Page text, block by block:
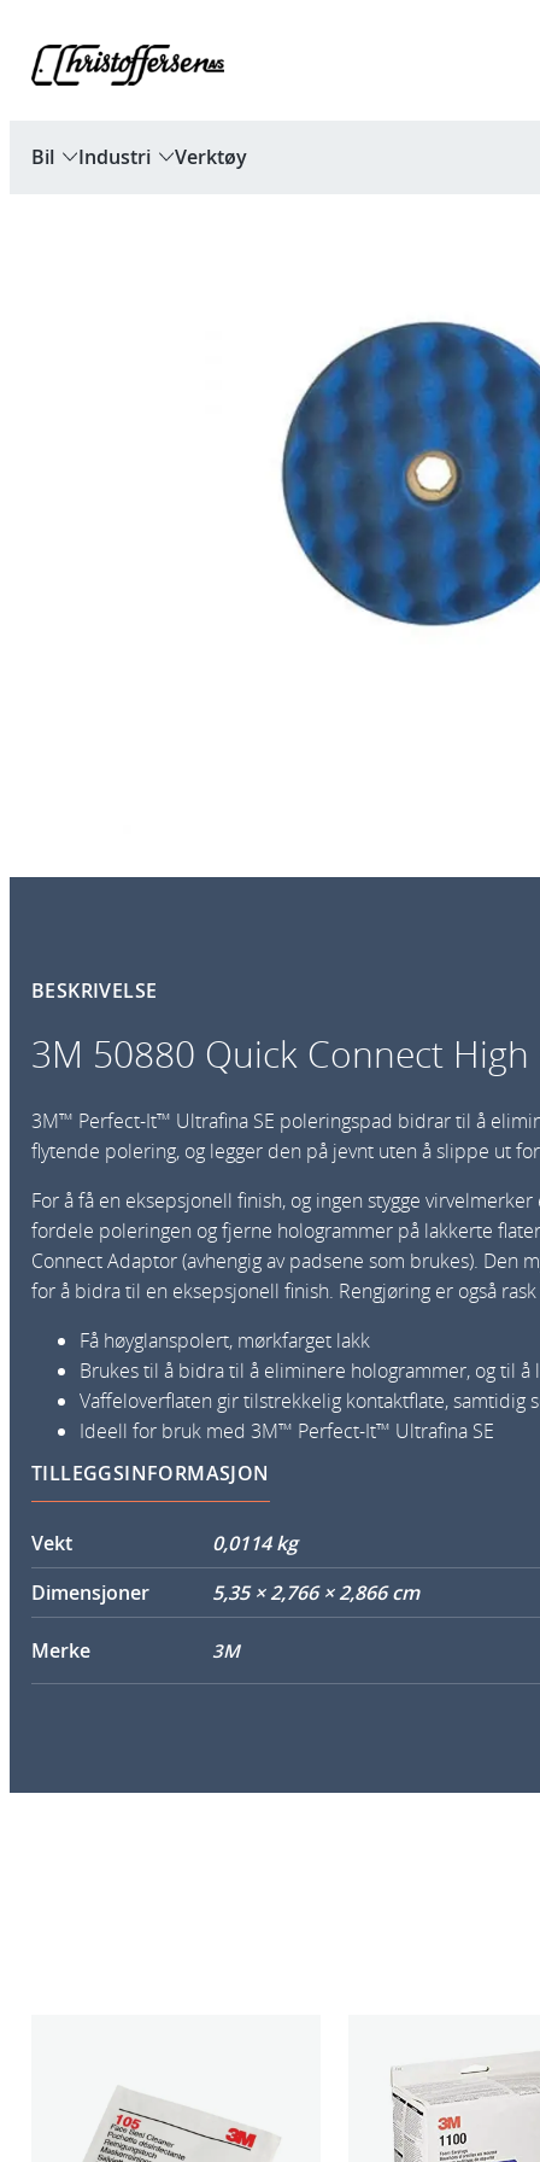
innhold
Bil Industri Verktøy
BESKRIVELSE
3M 50880 Quick Connect
3M™ Perfect‐It™ Ultrafina SE poleringspad bidrar til å
flytende polering, og legger den på jevnt uten å slippe ut
For å få en eksepsjonell finish, og ingen stygge
fordele poleringen og fjerne hologrammer på lakkerte
Connect Adaptor (avhengig av padsene som brukes).
for å bidra til en eksepsjonell finish. Rengjøring er også
Få høyglanspolert, mørkfarget lakk
Brukes til å bidra til å eliminere hologrammer, og til å
Vaffeloverflaten gir tilstrekkelig kontaktflate,
Ideell for bruk med 3M™ Perfect-It™ Ultrafina SE
TILLEGGSINFORMASJON
Vekt
0,0114 kg
Dimensjoner
5,35 × 2,766 × 2,866 cm
Merke 3M